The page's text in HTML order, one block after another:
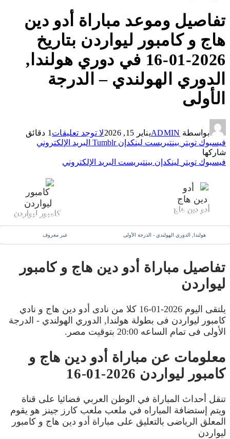
تفاصيل وموعد مباراة أدو دين
هاج و كامبور ليواردن بتاريخ
2026-01-16 في دوري هولندا,
الدوري الهولندي – الدرجة
الأولى
بواسطة ADMINيناير 15, 2026 لا توجد تعليقات1 دقائق
فيسبوك تويتر بينتيريست لينكدإن Tumblr
البريد الإلكتروني
شاركها
فيسبوك تويتر لينكدإن بينتيريست البريد الإلكتروني
أدو دين هاج كامبور ليواردن
هولندا, الدوري الهولندي - الدرجة الأولى غير معروف
تفاصيل مباراة أدو دين هاج و كامبور
ليواردن
يلتقى اليوم 2026-01-16 كلا من نادى أدو دين هاج و نادي
كامبور ليواردن فى بطولة هولندا, الدوري الهولندي - الدرجة
الأولى فى تمام الساعه 20:00 بتوقيت مصر.
معلومات عن مباراة أدو دين هاج و
كامبور ليواردن 2026-01-16
تنقل أحداث المباراة في الوطن العربي فضائيا على قناة
ويتم إستضافة المباراه في ملعب ملعب كارز جينز هو يقوم
المعلق الرياضى بالتعليق على مباراة أدو دين هاج و كامبور
ليواردن